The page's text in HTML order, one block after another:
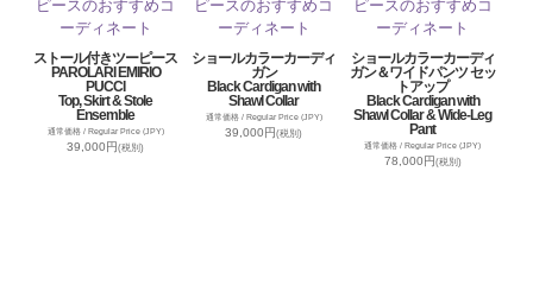
ストール付きツーピース
PAROLARI EMIRIO
PUCCI
Top, Skirt & Stole
Ensemble
通常価格 / Regular Price (JPY)
39,000円(税別)
ショールカラーカーディ
ガン
Black Cardigan with
Shawl Collar
通常価格 / Regular Price (JPY)
39,000円(税別)
ショールカラーカーディ
ガン＆ワイドパンツ セッ
トアップ
Black Cardigan with
Shawl Collar & Wide-Leg
Pant
通常価格 / Regular Price (JPY)
78,000円(税別)